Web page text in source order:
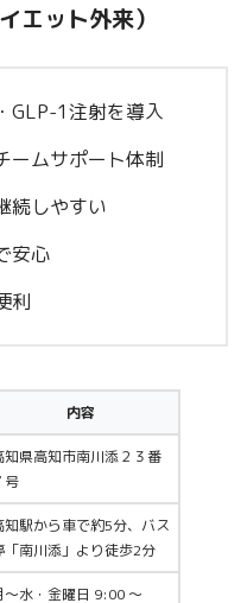
エット外来）
GLP-1注射を導入
ームサポート体制
続しやすい
安心
利
内容
知県高知市南川添２３番
号
知駅から車で約5分、バス
「南川添」より徒歩2分
～水・金曜日 9:00 ～